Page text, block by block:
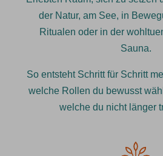
der Natur, am See, in
Ritualen oder in der
Sauna.
So entsteht Schritt für Schritt
welche Rollen du bewusst
welche du nicht länger